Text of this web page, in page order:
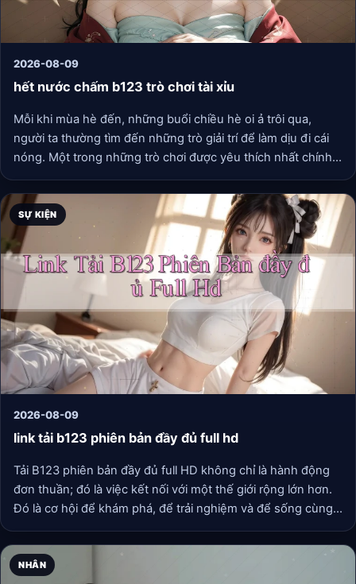
2026-08-09
hết nước chấm b123 trò chơi tài xỉu
Mỗi khi mùa hè đến, những buổi chiều hè oi ả trôi qua,
người ta thường tìm đến những trò giải trí để làm dịu đi cái
nóng. Một trong những trò chơi được yêu thích nhất chính
là tài xỉu. Tuy nhiên, trong cái không khí sôi động đó, câu
chuyện về “hết nước chấm” lại mang đến những cảm xúc
đặc biệt.
SỰ KIỆN
2026-08-09
link tải b123 phiên bản đầy đủ full hd
Tải B123 phiên bản đầy đủ full HD không chỉ là hành động
đơn thuần; đó là việc kết nối với một thế giới rộng lớn hơn.
Đó là cơ hội để khám phá, để trải nghiệm và để sống cùng
những giấc mơ mà chúng ta luôn khao khát được khám phá.
Hãy để B123 đưa bạn đi xa hơn, tới những chân trời mới, nơi
mà cuộc sống luôn đầy màu sắc và không ngừng biến đổi.
NHÂN